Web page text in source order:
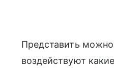
Представить можно
воздействуют